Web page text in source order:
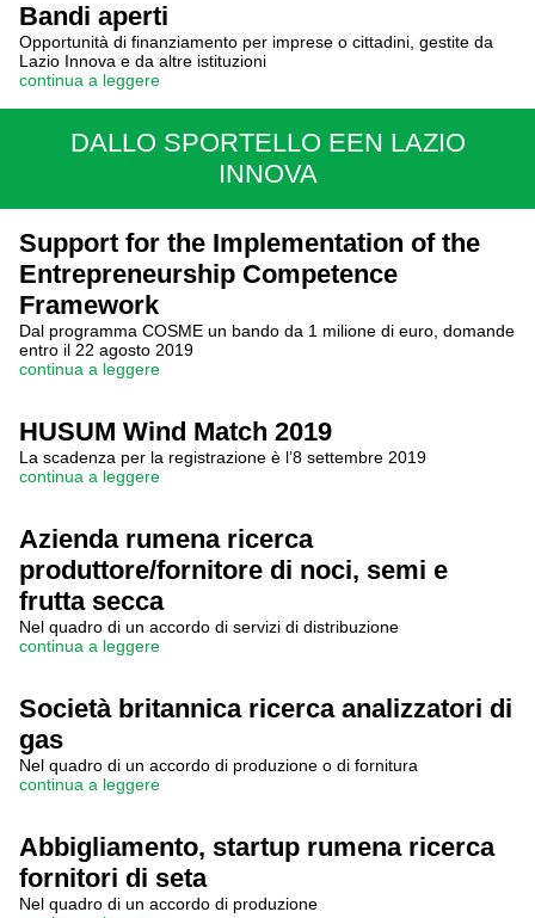
Bandi aperti
Opportunità di finanziamento per imprese o cittadini, gestite da
Lazio Innova e da altre istituzioni
continua a leggere
DALLO SPORTELLO EEN LAZIO
INNOVA
Support for the Implementation of the
Entrepreneurship Competence
Framework
Dal programma COSME un bando da 1 milione di euro, domande
entro il 22 agosto 2019
continua a leggere
HUSUM Wind Match 2019
La scadenza per la registrazione è l’8 settembre 2019
continua a leggere
Azienda rumena ricerca
produttore/fornitore di noci, semi e
frutta secca
Nel quadro di un accordo di servizi di distribuzione
continua a leggere
Società britannica ricerca analizzatori di
gas
Nel quadro di un accordo di produzione o di fornitura
continua a leggere
Abbigliamento, startup rumena ricerca
fornitori di seta
Nel quadro di un accordo di produzione